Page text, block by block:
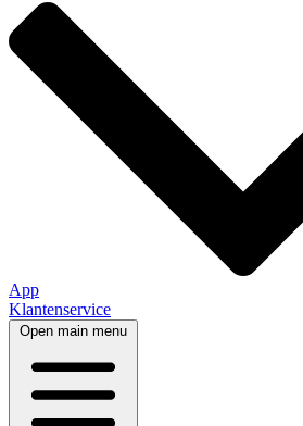
App
Klantenservice
Open main menu